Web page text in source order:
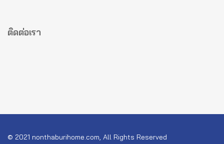
ติดต่อเรา
© 2021 nonthaburihome.com, All Rights Reserved